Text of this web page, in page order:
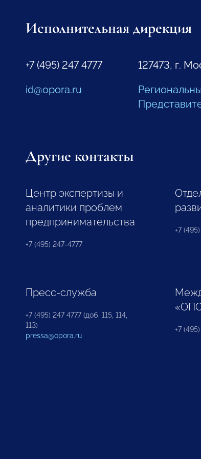
Исполнительная дирекция
+7 (495) 247 4777
id@opora.ru
127473, г.
Другие контакты
Центр экспертизы и
аналитики проблем
предпринимательства
+7 (495) 247-4777
+7
Пресс-служба
+7 (495) 247 4777 (доб. 115, 114,
113)
pressa@opora.ru
+7